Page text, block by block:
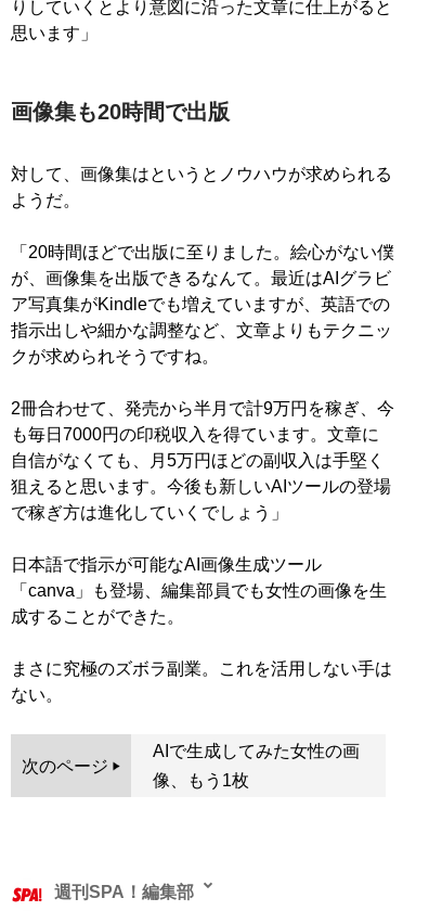
りしていくとより意図に沿った文章に仕上がると
思います」
画像集も20時間で出版
対して、画像集はというとノウハウが求められる
ようだ。
「20時間ほどで出版に至りました。絵心がない僕
が、画像集を出版できるなんて。最近はAIグラビ
ア写真集がKindleでも増えていますが、英語での
指示出しや細かな調整など、文章よりもテクニッ
クが求められそうですね。
2冊合わせて、発売から半月で計9万円を稼ぎ、今
も毎日7000円の印税収入を得ています。文章に
自信がなくても、月5万円ほどの副収入は手堅く
狙えると思います。今後も新しいAIツールの登場
で稼ぎ方は進化していくでしょう」
日本語で指示が可能なAI画像生成ツール
「canva」も登場、編集部員でも女性の画像を生
成することができた。
まさに究極のズボラ副業。これを活用しない手は
ない。
次のページ
AIで生成してみた女性の画
像、もう1枚
週刊SPA！編集部